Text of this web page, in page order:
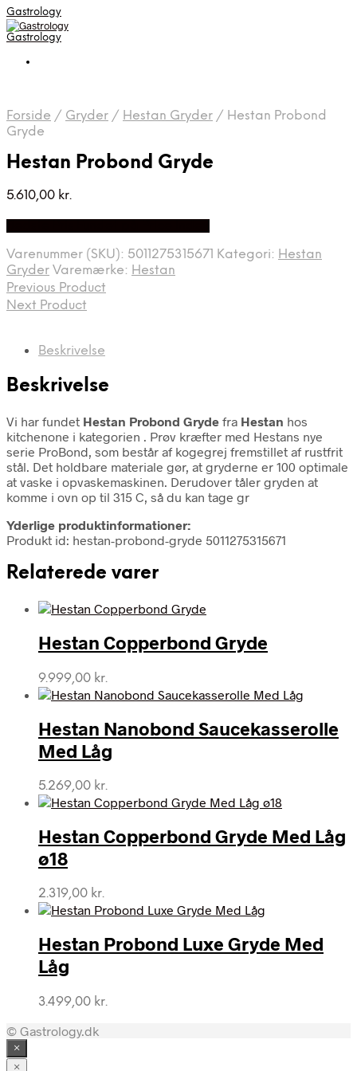
Gastrology
Gastrology
Forside / Gryder / Hestan Gryder / Hestan Probond
Gryde
Hestan Probond Gryde
5.610,00 kr.
Varenummer (SKU): 5011275315671 Kategori: Hestan
Gryder Varemærke: Hestan
Previous Product
Next Product
Beskrivelse
Beskrivelse
Vi har fundet Hestan Probond Gryde fra Hestan hos
kitchenone i kategorien . Prøv kræfter med Hestans nye
serie ProBond, som består af kogegrej fremstillet af rustfrit
stål. Det holdbare materiale gør, at gryderne er 100 optimale
at vaske i opvaskemaskinen. Derudover tåler gryden at
komme i ovn op til 315 C, så du kan tage gr
Yderlige produktinformationer:
Produkt id: hestan-probond-gryde 5011275315671
Relaterede varer
Hestan Copperbond Gryde
9.999,00 kr.
Hestan Nanobond Saucekasserolle
Med Låg
5.269,00 kr.
Hestan Copperbond Gryde Med Låg
ø18
2.319,00 kr.
Hestan Probond Luxe Gryde Med
Låg
3.499,00 kr.
© Gastrology.dk
×
×